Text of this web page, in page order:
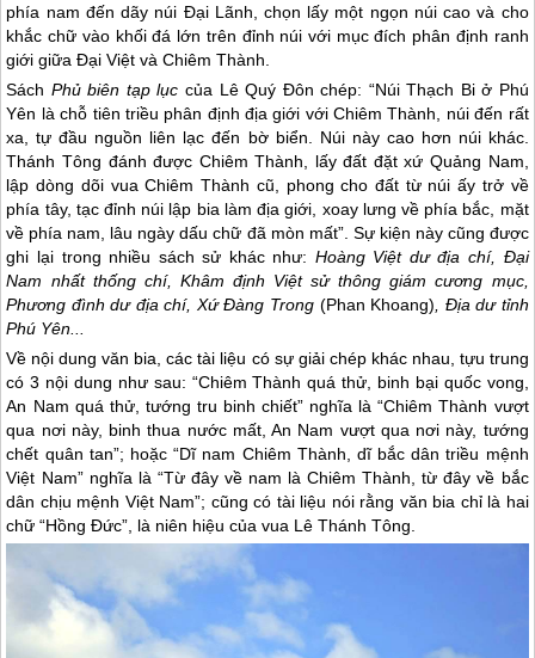
phía nam đến dãy núi Đại Lãnh, chọn lấy một ngọn núi cao và cho
khắc chữ vào khối đá lớn trên đỉnh núi với mục đích phân định ranh
giới giữa Đại Việt và Chiêm Thành.
Sách Phủ biên tạp lụccủa Lê Quý Đôn chép: “Núi Thạch Bi ở Phú
Yên là chỗ tiên triều phân định địa giới với Chiêm Thành, núi đến rất
xa, tự đầu nguồn liên lạc đến bờ biển. Núi này cao hơn núi khác.
Thánh Tông đánh được Chiêm Thành, lấy đất đặt xứ Quảng Nam,
lập dòng dõi vua Chiêm Thành cũ, phong cho đất từ núi ấy trở về
phía tây, tạc đỉnh núi lập bia làm địa giới, xoay lưng về phía bắc, mặt
về phía nam, lâu ngày dấu chữ đã mòn mất”. Sự kiện này cũng được
ghi lại trong nhiều sách sử khác như: Hoàng Việt dư địa chí, Đại
Nam nhất thống chí, Khâm định Việt sử thông giám cương mục,
Phương đình dư địa chí, Xứ Đàng Trong (Phan Khoang) , Địa dư tỉnh
Phú Yên
Về nội dung văn bia, các tài liệu có sự giải chép khác nhau, tựu trung
có 3 nội dung như sau: “Chiêm Thành quá thử, binh bại quốc vong,
An Nam quá thử, tướng tru binh chiết” nghĩa là “Chiêm Thành vượt
qua nơi này, binh thua nước mất, An Nam vượt qua nơi này, tướng
chết quân tan”; hoặc “Dĩ nam Chiêm Thành, dĩ bắc dân triều mệnh
Việt Nam” nghĩa là “Từ đây về nam là Chiêm Thành, từ đây về bắc
dân chịu mệnh Việt Nam”; cũng có tài liệu nói rằng văn bia chỉ là hai
chữ “Hồng Đức”, là niên hiệu của vua Lê Thánh Tông.